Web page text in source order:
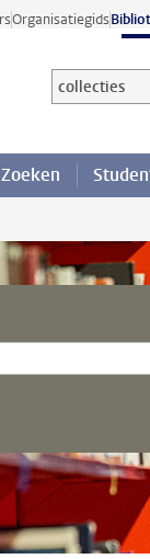
Organisatiegids
Zoek op
Zoekterm
Zoeken